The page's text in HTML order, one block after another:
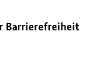
Barrierefreiheit